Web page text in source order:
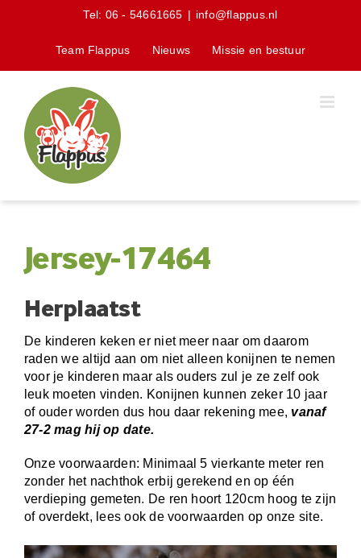
Tel: 06 - 54661665 | info@flappus.nl
Team Flappus Nieuws Missie en bestuur
Jersey-17464
Herplaatst
De kinderen keken er niet meer naar om daarom
raden we altijd aan om niet alleen konijnen te nemen
voor je kinderen maar als ouders zul je ze zelf ook
leuk moeten vinden. Konijnen kunnen zeker 10 jaar
of ouder worden dus hou daar rekening mee, vanaf
27-2 mag hij op date.
Onze voorwaarden: Minimaal 5 vierkante meter ren
zonder het nachthok erbij gerekend en op één
verdieping gemeten. De ren hoort 120cm hoog te zijn
of overdekt, lees ook de voorwaarden op onze site.